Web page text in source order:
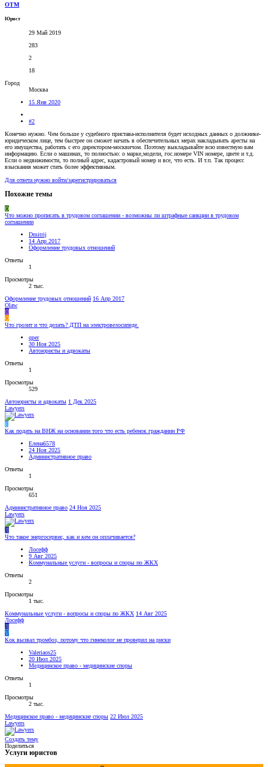
OTM
Юрист
29 Май 2019
283
2
18
Город
Москва
15 Янв 2020
#2
Конечно нужно. Чем больше у судебного пристава-исполнителя будет исходных данных о должнике-
юридическом лице, тем быстрее он сможет начать в обеспечительных мерах накладывать аресты на
его имущества, работать с его директором-москвичом. Поэтому выкладывайте всю известную вам
информацию. Если о машинах, то полностью: о марке,модели, гос.номере VIN номере, цвете и т.д.
Если о недвижимости, то полный адрес, кадастровый номер и все, что есть. И т.п. Так процесс
взыскания может стать более эффективным.
Для ответа нужно войти/зарегистрироваться
Похожие темы
D
Что можно прописать в трудовом соглашении - возможны ли штрафные санкции в трудовом
соглашении
Dmitrij
14 Апр 2017
Оформление трудовых отношений
Ответы
1
Просмотры
2 тыс.
Оформление трудовых отношений 16 Апр 2017
Olaw
O
Q
Что грозит и что делать? ДТП на электровелосипеде.
qper
30 Ноя 2025
Автоюристы и адвокаты
Ответы
1
Просмотры
529
Автоюристы и адвокаты 1 Дек 2025
Lawyers
Е
Как подать на ВНЖ на основании того что есть ребенок гражданин РФ
Елена6578
24 Ноя 2025
Административное право
Ответы
1
Просмотры
651
Административное право 24 Ноя 2025
Lawyers
Л
Что такое энергосервис, как и кем он оплачивается?
Лосефф
9 Авг 2025
Коммунальные услуги - вопросы и споры по ЖКХ
Ответы
2
Просмотры
1 тыс.
Коммунальные услуги - вопросы и споры по ЖКХ 14 Авг 2025
Лосефф
Л
V
Кок вызвал тромбоз, потому что гинеколог не проверил на риски
Valeriaos25
20 Июл 2025
Медицинское право - медицинские споры
Ответы
1
Просмотры
2 тыс.
Медицинское право - медицинские споры 22 Июл 2025
Lawyers
Создать тему
Поделиться
Услуги юристов